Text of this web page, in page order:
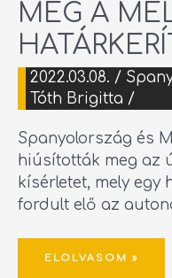
MEG A
2022.03.08. /
Tóth Brigitta /
Spanyolország és
hiúsították meg az
kísérletet, mely
fordult elő az
ELOLVASOM »